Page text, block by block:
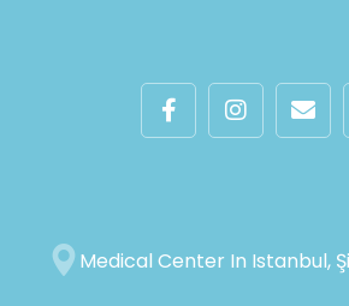
Medical Center In Istanbul,